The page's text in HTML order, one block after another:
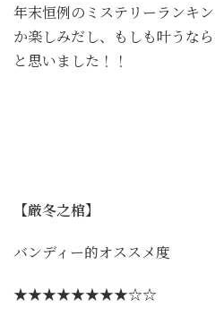
年末恒例のミステリーランキ
か楽しみだし、もしも叶うな
と思いました！！
【厳冬之棺】
バンディー的オススメ度
★★★★★★★★☆☆